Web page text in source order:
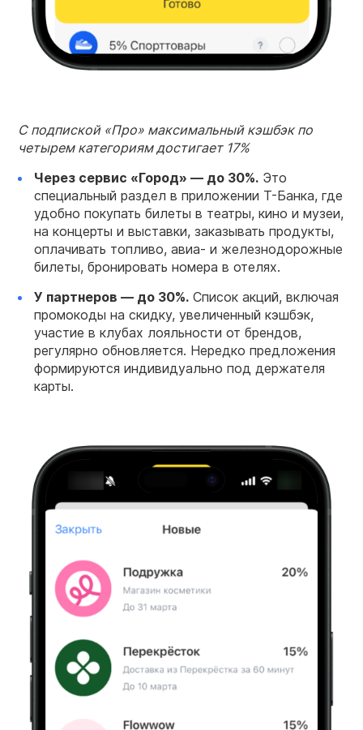
С подпиской «Про» максимальный кэшбэк по
четырем категориям достигает 17%
Через сервис «Город» — до 30%. Это
специальный раздел в приложении Т-Банка, где
удобно покупать билеты в театры, кино и музеи,
на концерты и выставки, заказывать продукты,
оплачивать топливо, авиа- и железнодорожные
билеты, бронировать номера в отелях.
У партнеров — до 30%. Список акций, включая
промокоды на скидку, увеличенный кэшбэк,
участие в клубах лояльности от брендов,
регулярно обновляется. Нередко предложения
формируются индивидуально под держателя
карты.